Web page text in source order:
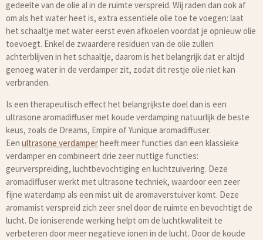
gedeelte van de olie al in de ruimte verspreid. Wij raden dan ook af
om als het water heet is, extra essentiële olie toe te voegen: laat
het schaaltje met water eerst even afkoelen voordat je opnieuw olie
toevoegt. Enkel de zwaardere residuen van de olie zullen
achterblijven in het schaaltje, daarom is het belangrijk dat er altijd
genoeg water in de verdamper zit, zodat dit restje olie niet kan
verbranden.
Is een therapeutisch effect het belangrijkste doel dan is een
ultrasone aromadiffuser met koude verdamping natuurlijk de beste
keus, zoals de Dreams, Empire of Yunique aromadiffuser.
Een ultrasone verdamperheeft meer functies dan een klassieke
verdamper en combineert drie zeer nuttige functies:
geurverspreiding, luchtbevochtiging en luchtzuivering. Deze
aromadiffuser werkt met ultrasone techniek, waardoor een zeer
fijne waterdamp als een mist uit de aromaverstuiver komt. Deze
aromamist verspreid zich zeer snel door de ruimte en bevochtigt de
lucht. De ioniserende werking helpt om de luchtkwaliteit te
verbeteren door meer negatieve ionen in de lucht. Door de koude